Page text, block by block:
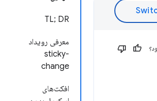
TL; DR
معرفی رویداد
sticky-
change
افکت‌های